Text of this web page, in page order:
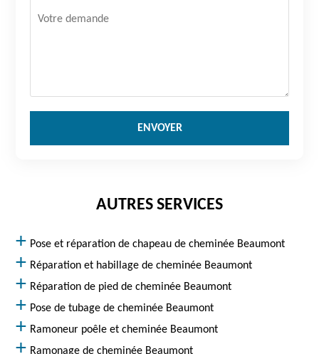
AUTRES SERVICES
Pose et réparation de chapeau de cheminée Beaumont
Réparation et habillage de cheminée Beaumont
Réparation de pied de cheminée Beaumont
Pose de tubage de cheminée Beaumont
Ramoneur poêle et cheminée Beaumont
Ramonage de cheminée Beaumont